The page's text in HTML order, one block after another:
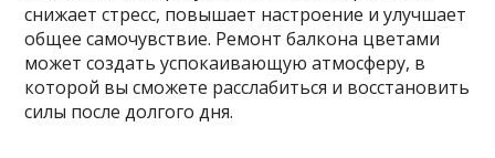
снижает стресс, повышает настроение и улучшает
общее самочувствие. Ремонт балкона цветами
может создать успокаивающую атмосферу, в
которой вы сможете расслабиться и восстановить
силы после долгого дня.